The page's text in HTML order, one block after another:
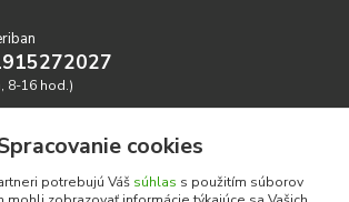
8-16 hod.)
cookies
potrebujú Váš súhlas s použitím súborov